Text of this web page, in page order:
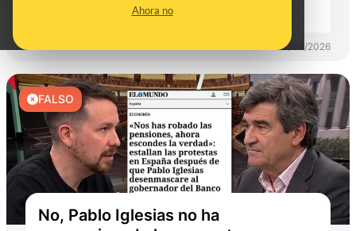
Ahora no
DESINFO 13/03/2026
FALSO
No, Pablo Iglesias no ha